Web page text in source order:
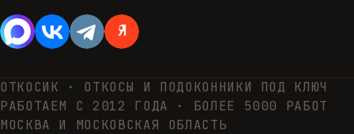
ОТКОСИК · ОТКОСЫ И ПОДОКОННИКИ ПОД КЛЮЧ
РАБОТАЕМ С 2012 ГОДА · БОЛЕЕ 5000 РАБОТ
МОСКВА И МОСКОВСКАЯ ОБЛАСТЬ